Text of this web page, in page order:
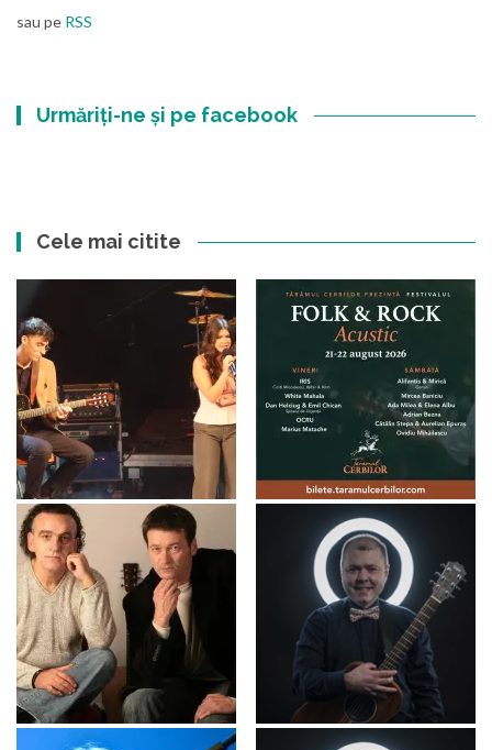
sau pe RSS
Urmăriți-ne și pe facebook
Cele mai citite